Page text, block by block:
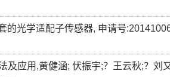
的光学适配子传感器, 申请号
及应用,黄健涵; 伏振宇;？王云秋;？刘